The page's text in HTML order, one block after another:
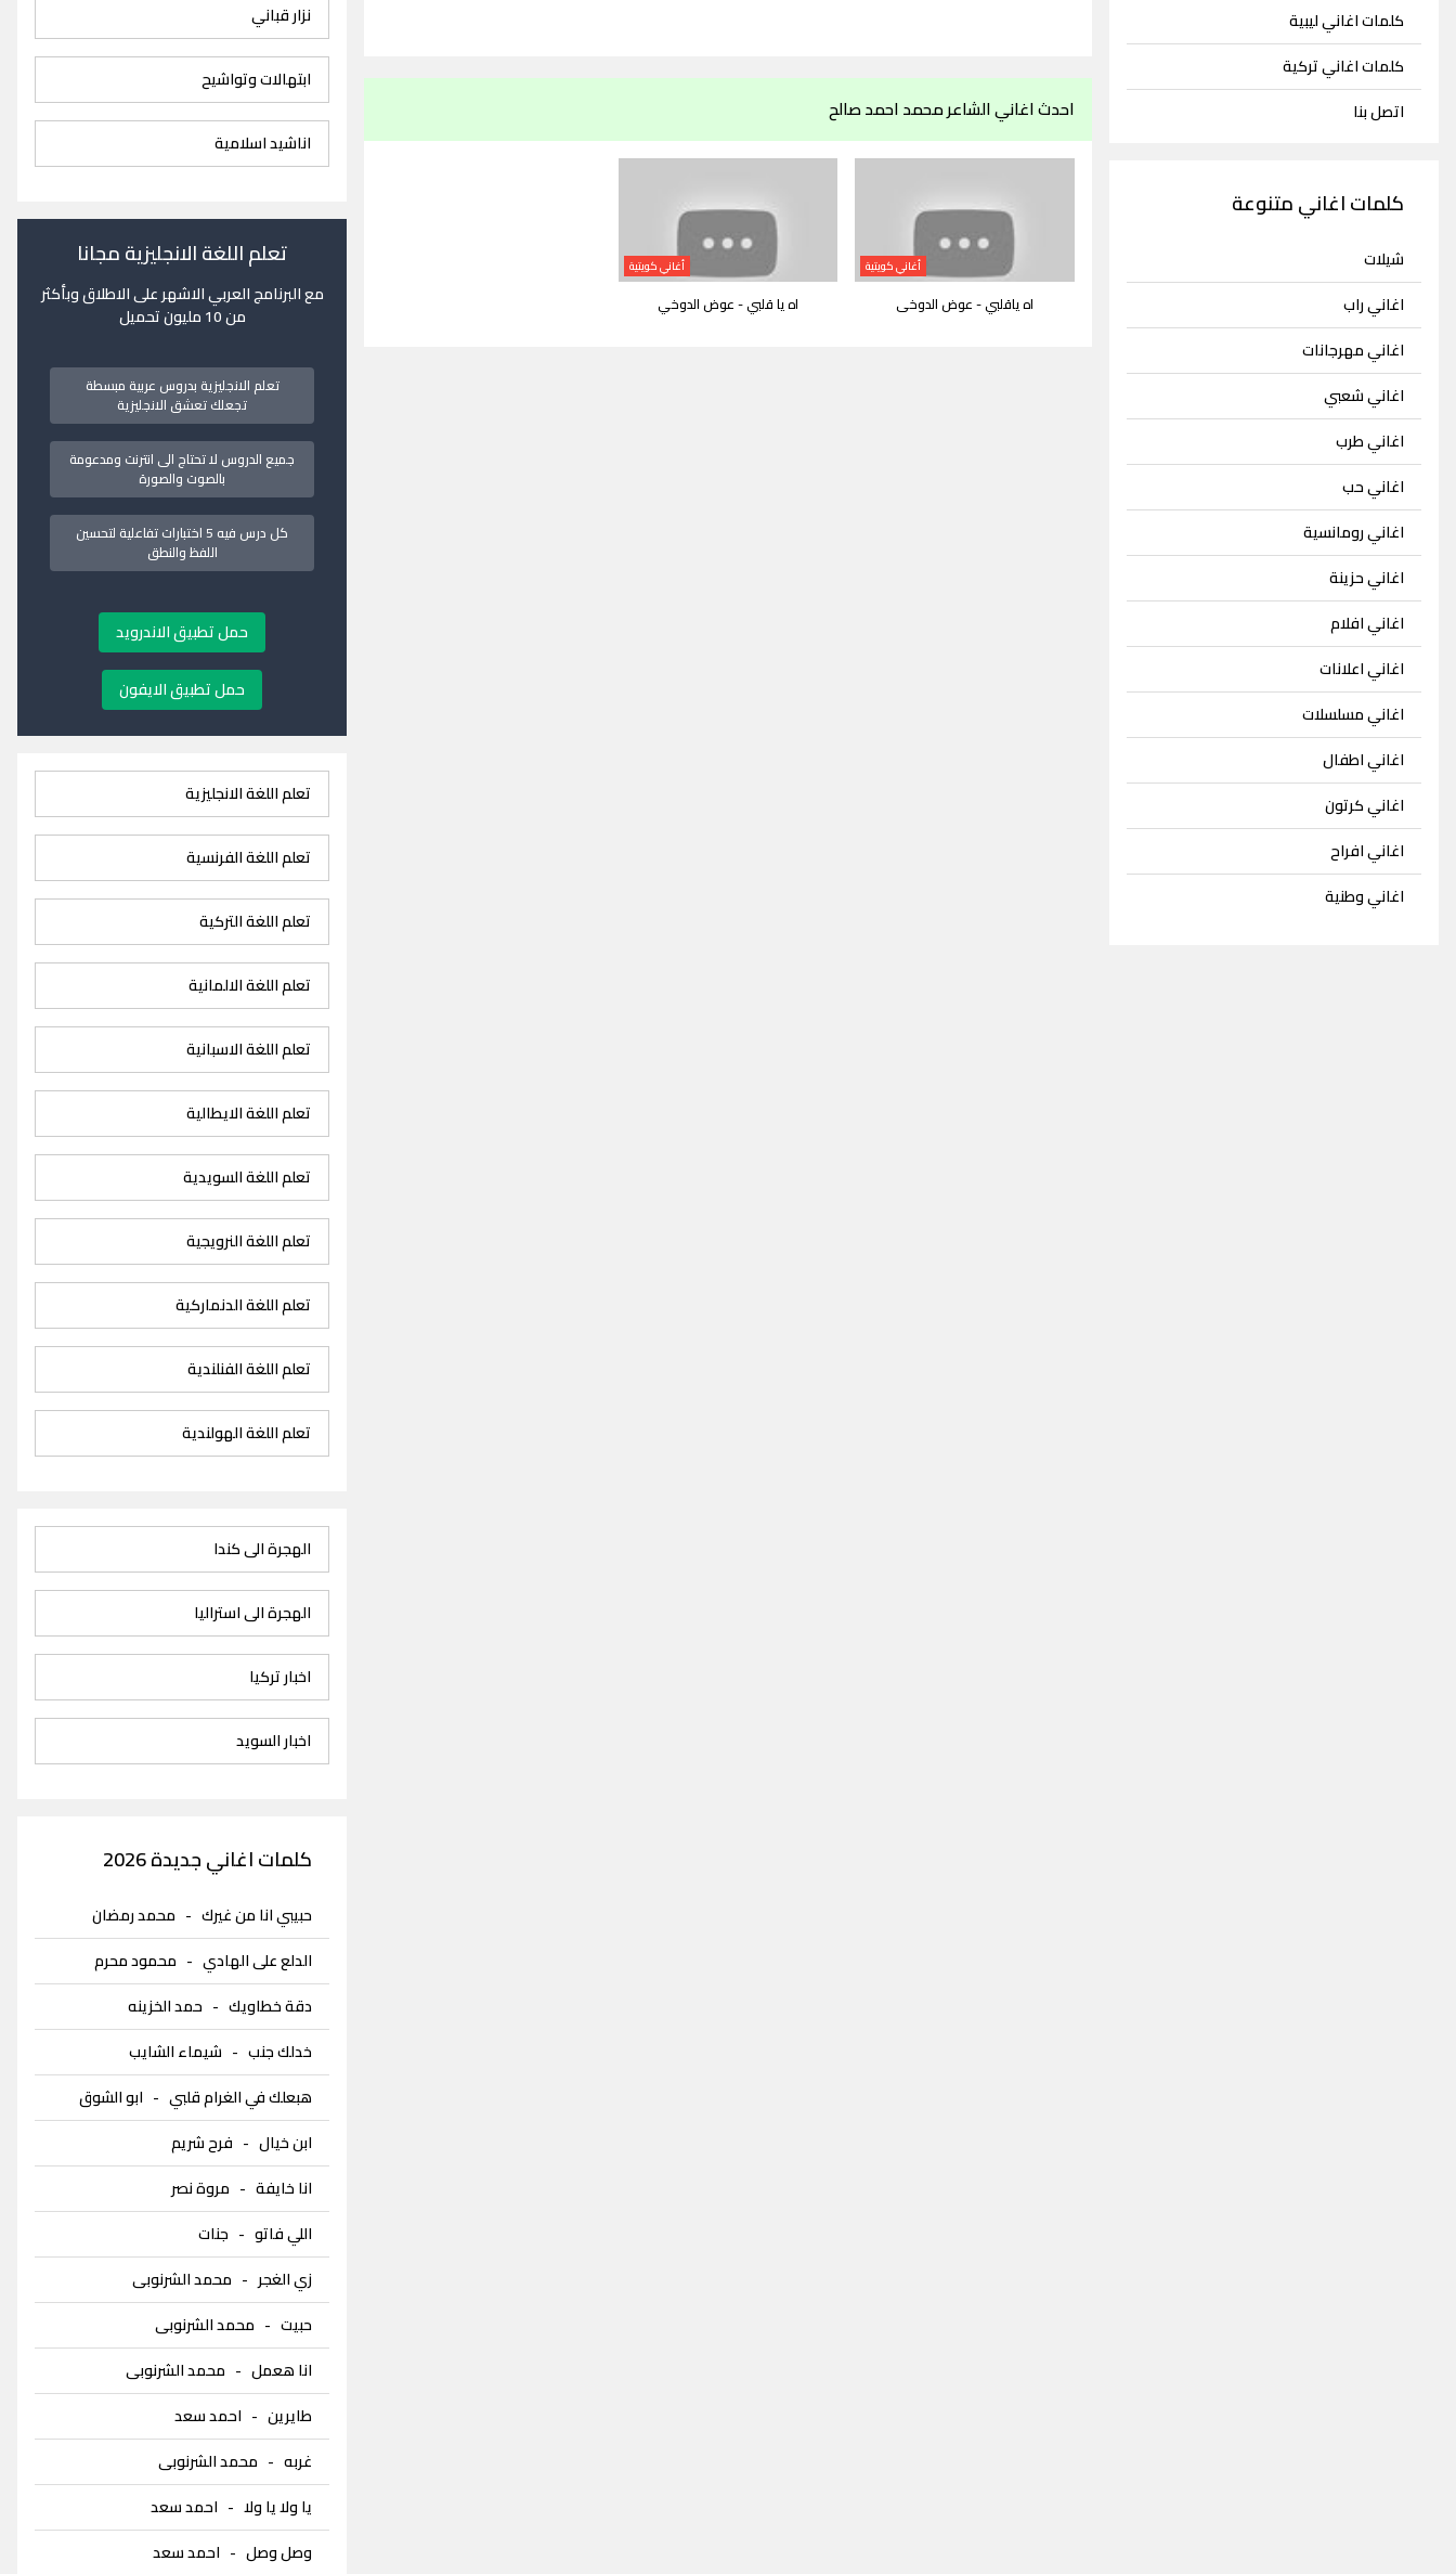
كلمات اغاني ليبية
كلمات اغاني تركية
اتصل بنا
كلمات اغاني متنوعة
شيلات
اغاني راب
اغاني مهرجانات
اغاني شعبي
اغاني طرب
اغاني حب
اغاني رومانسية
اغاني حزينة
اغاني افلام
اغاني اعلانات
اغاني مسلسلات
اغاني اطفال
اغاني كرتون
اغاني افراح
اغاني وطنية
احدث اغاني الشاعر محمد احمد صالح
أغاني كويتية
اه ياقلبي - عوض الدوخى
أغاني كويتية
اه يا قلبي - عوض الدوخي
نزار قباني
ابتهالات وتواشيح
اناشيد اسلامية
تعلم اللغة الانجليزية مجانا
مع البرنامج العربي الاشهر على الاطلاق وبأكثر
من 10 مليون تحميل
تعلم الانجليزية بدروس عربية مبسطة
تجعلك تعشق الانجليزية
جميع الدروس لا تحتاج الى انترنت ومدعومة
بالصوت والصورة
كل درس فيه 5 اختبارات تفاعلية لتحسين
اللفظ والنطق
حمل تطبيق الاندرويد
حمل تطبيق الايفون
تعلم اللغة الانجليزية
تعلم اللغة الفرنسية
تعلم اللغة التركية
تعلم اللغة الالمانية
تعلم اللغة الاسبانية
تعلم اللغة الايطالية
تعلم اللغة السويدية
تعلم اللغة النرويجية
تعلم اللغة الدنماركية
تعلم اللغة الفنلندية
تعلم اللغة الهولندية
الهجرة الى كندا
الهجرة الى استراليا
اخبار تركيا
اخبار السويد
كلمات اغاني جديدة 2026
حبيبي انا من غيرك- محمد رمضان
الدلع على الهادي- محمود محرم
دقة خطاويك- حمد الخزينه
خدلك جنب- شيماء الشايب
هبعلك في الغرام قلبي- ابو الشوق
ابن خيال- فرح شريم
انا خايفة- مروة نصر
اللي فاتو- جنات
زي الغجر - محمد الشرنوبى
حبيت- محمد الشرنوبى
انا هعمل- محمد الشرنوبى
طايرين- احمد سعد
غربه- محمد الشرنوبى
يا ولا يا ولا- احمد سعد
وصل وصل- احمد سعد